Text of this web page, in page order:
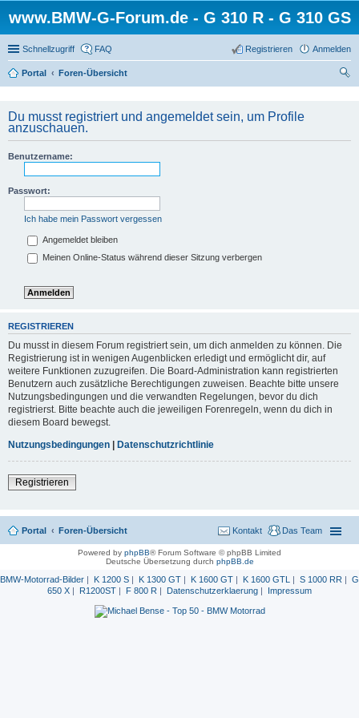
www.BMW-G-Forum.de - G 310 R - G 310 GS
Schnellzugriff FAQ Anmelden
Registrieren
Portal
Foren-Übersicht
Du musst registriert und angemeldet sein, um Profile
anzuschauen.
Benutzername:
Passwort:
Ich habe mein Passwort vergessen
Angemeldet bleiben
Meinen Online-Status während dieser Sitzung verbergen
REGISTRIEREN
Du musst in diesem Forum registriert sein, um dich anmelden zu können. Die
Registrierung ist in wenigen Augenblicken erledigt und ermöglicht dir, auf
weitere Funktionen zuzugreifen. Die Board-Administration kann registrierten
Benutzern auch zusätzliche Berechtigungen zuweisen. Beachte bitte unsere
Nutzungsbedingungen und die verwandten Regelungen, bevor du dich
registrierst. Bitte beachte auch die jeweiligen Forenregeln, wenn du dich in
diesem Board bewegst.
Nutzungsbedingungen | Datenschutzrichtlinie
Registrieren
Portal Foren-Übersicht Das Team
Kontakt
Powered by phpBB® Forum Software © phpBB Limited
Deutsche Übersetzung durch phpBB.de
BMW-Motorrad-Bilder | K 1200 S | K 1300 GT | K 1600 GT | K 1600 GTL | S 1000 RR | G
650 X | R1200ST | F 800 R | Datenschutzerklaerung | Impressum